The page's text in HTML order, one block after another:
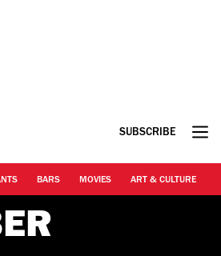
SUBSCRIBE
BARS MOVIES ART & CULTURE